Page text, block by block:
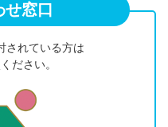
せ窓口
されている方は
ださい。